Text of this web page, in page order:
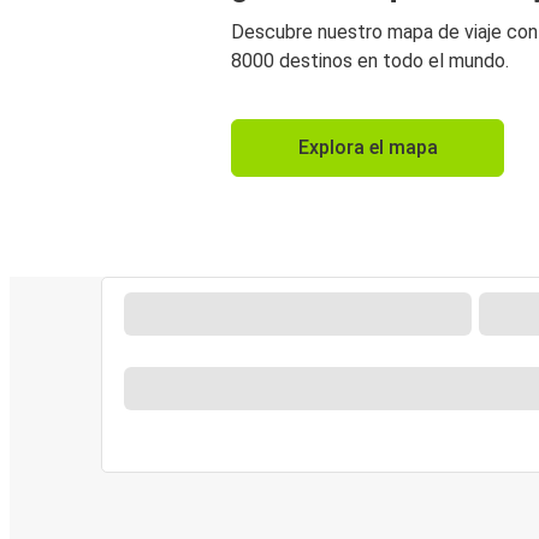
Descubre nuestro mapa de viaje
8000 destinos en todo el mundo.
Explora el mapa